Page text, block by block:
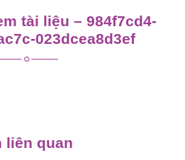
tài liệu – 984f7cd4-
023dcea8d3ef
liên quan